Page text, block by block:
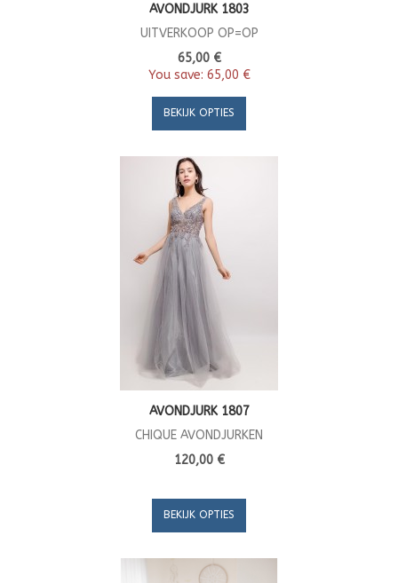
AVONDJURK 1803
UITVERKOOP OP=OP
65,00 €
You save: 65,00 €
BEKIJK OPTIES
AVONDJURK 1807
CHIQUE AVONDJURKEN
120,00 €
BEKIJK OPTIES